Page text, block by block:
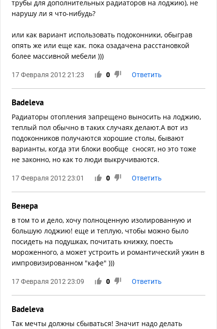
трубы для дополнительных радиаторов на лоджию), не
нарушу ли я что-нибудь?
или как вариант использовать подоконники, обыграв
опять же или еще как. пока озадачена расстановкой
более массивной мебели )))
17 Февраля 2012 21:23 0 Ответить
Badeleva
Радиаторы отопления запрещено выносить на лоджию,
теплый пол обычно в таких случаях делают.А вот из
подоконников получаются хорошие столы, бывают
варианты, когда эти блоки вообще сносят, но это тоже
не законно, но как то люди выкручиваются.
17 Февраля 2012 23:01 0 Ответить
Венера
в том то и дело, хочу полноценную изолированную и
большую лоджию! еще и теплую, чтобы можно было
посидеть на подушках, почитать книжку, поесть
мороженного, а может устроить и романтический ужин в
импровизированном "кафе" )))
17 Февраля 2012 23:09 0 Ответить
Badeleva
Так мечты должны сбываться! Значит надо делать